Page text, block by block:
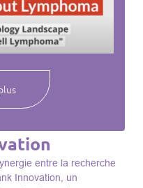
et joignez-vous
et des maladies
entre la recherche
Innovation, un